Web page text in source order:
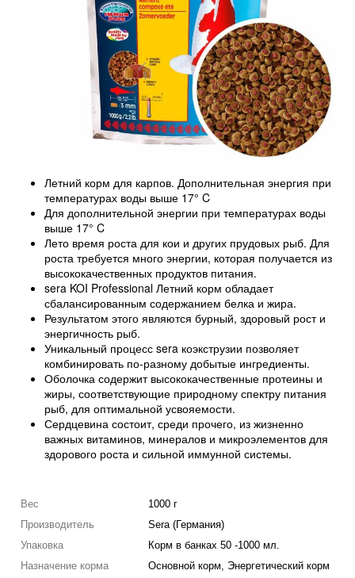
Летний корм для карпов. Дополнительная энергия при
температурах воды выше 17° C
Для дополнительной энергии при температурах воды
выше 17° C
Лето время роста для кои и других прудовых рыб. Для
роста требуется много энергии, которая получается из
высококачественных продуктов питания.
sera KOI Professional Летний корм обладает
сбалансированным содержанием белка и жира.
Результатом этого являются бурный, здоровый рост и
энергичность рыб.
Уникальный процесс sera коэкструзии позволяет
комбинировать по-разному добытые ингредиенты.
Оболочка содержит высококачественные протеины и
жиры, соответствующие природному спектру питания
рыб, для оптимальной усвояемости.
Сердцевина состоит, среди прочего, из жизненно
важных витаминов, минералов и микроэлементов для
здорового роста и сильной иммунной системы.
Вес
1000 г
Производитель
Sera (Германия)
Упаковка
Корм в банках 50 -1000 мл.
Назначение корма
Основной корм, Энергетический корм